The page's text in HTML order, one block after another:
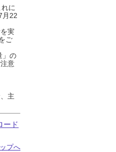
に
月22
実
ご
」の
意
主
ード
プへ